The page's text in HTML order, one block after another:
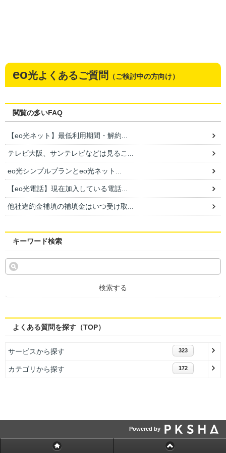
eo光よくあるご質問 （ご検討中の方向け）
閲覧の多いFAQ
【eo光ネット】最低利用期間・解約...
テレビ大阪、サンテレビなどは見るこ...
eo光シンプルプランとeo光ネット...
【eo光電話】現在加入している電話...
他社違約金補填の補填金はいつ受け取...
キーワード検索
検索する
よくある質問を探す（TOP）
サービスから探す 323
カテゴリから探す 172
Powered by